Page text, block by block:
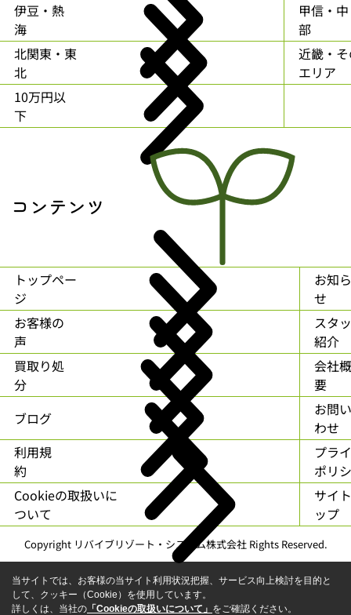
伊豆・熱
海
甲信・中
部
北関東・東
北
近畿・
エリア
10万円以
下
コンテンツ
トップペー
ジ
お知ら
せ
お客様の
声
スタ
紹介
買取り処
分
会社概
要
ブログ
お問
わせ
利用規
約
プラ
ポリ
Cookieの取扱いに
ついて
サイ
ップ
Copyright リバイブリゾート・システム株式会社 Rights Reserved.
当サイトでは、お客様の当サイト利用状況把握、サービス向上検討を目的と
して、クッキー（Cookie）を使用しています。
詳しくは、当社の 「Cookieの取扱いについて」 をご確認ください。